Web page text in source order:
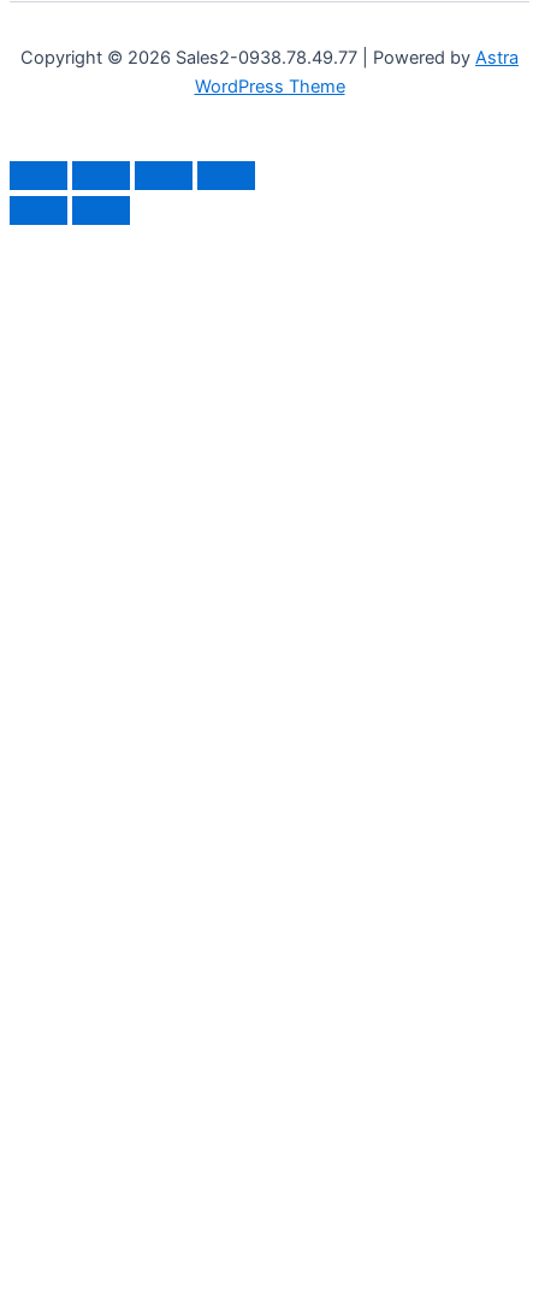
Copyright © 2026 Sales2-0938.78.49.77 | Powered by Astra
WordPress Theme